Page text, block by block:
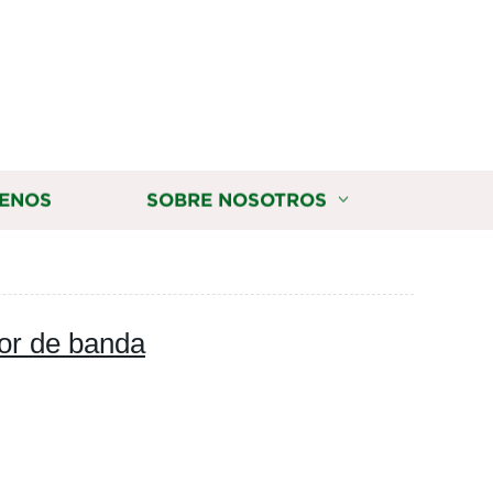
SOBRE NOSOTROS
de banda